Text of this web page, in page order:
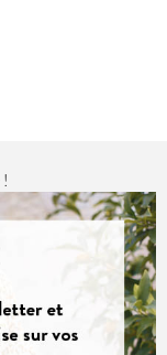
OK
trouverez pour cela
du site.